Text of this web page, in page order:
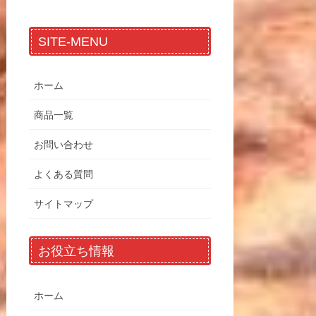
SITE-MENU
ホーム
商品一覧
お問い合わせ
よくある質問
サイトマップ
お役立ち情報
ホーム